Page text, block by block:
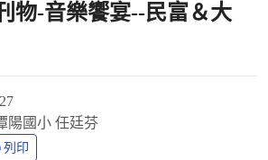
物-音樂饗宴--民富＆大
陽國小 任廷芬
列印